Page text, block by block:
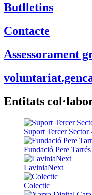
Butlletins
Contacte
Assessorament
Entitats
Suport Tercer Sector
Fundació Pere Tarrés
LaviniaNext
Colectic